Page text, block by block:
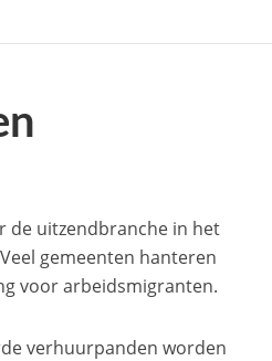
de uitzendbranche in het
gemeenten hanteren
voor arbeidsmigranten.
verhuurpanden worden